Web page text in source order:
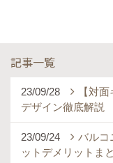
記事一覧
23/09/28
【対
デザイン徹底解説
23/09/24
バルコ
ットデメリットま